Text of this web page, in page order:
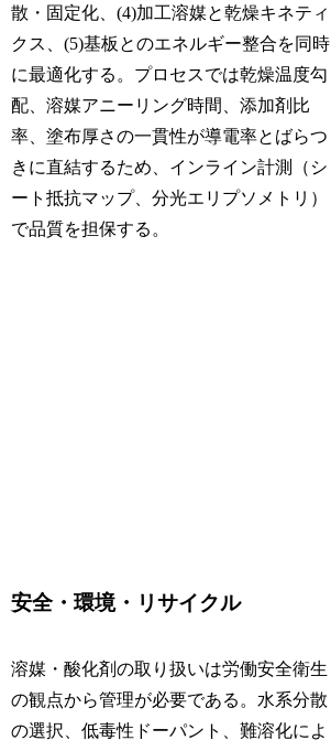
散・固定化、(4)加工溶媒と乾燥キネティ
クス、(5)基板とのエネルギー整合を同時
に最適化する。プロセスでは乾燥温度勾
配、溶媒アニーリング時間、添加剤比
率、塗布厚さの一貫性が導電率とばらつ
きに直結するため、インライン計測（シ
ート抵抗マップ、分光エリプソメトリ）
で品質を担保する。
安全・環境・リサイクル
溶媒・酸化剤の取り扱いは労働安全衛生
の観点から管理が必要である。水系分散
の選択、低毒性ドーパント、難溶化によ